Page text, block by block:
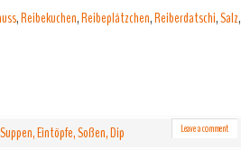
,Reibekuchen,Reibeplätzchen,Reiberdatschi,Salz,
Suppen, Eintöpfe, Soßen, Dip Leave a comment